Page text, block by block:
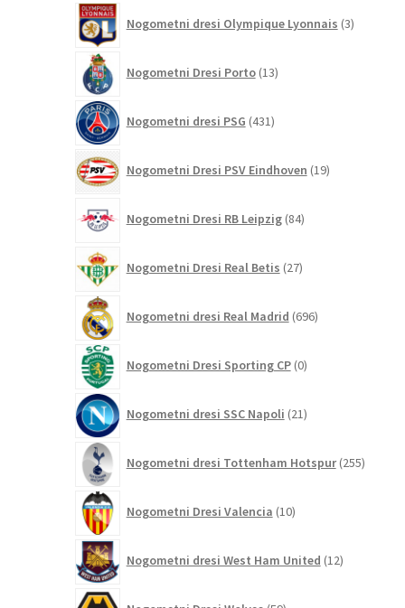
Nogometni dresi Olympique Lyonnais 3izdelki
Nogometni Dresi Porto 13izdelkov
Nogometni dresi PSG 431izdelkov
Nogometni Dresi PSV Eindhoven 19izdelkov
Nogometni Dresi RB Leipzig 84izdelkov
Nogometni Dresi Real Betis 27izdelkov
Nogometni dresi Real Madrid 696izdelkov
Nogometni Dresi Sporting CP 0izdelkov
Nogometni dresi SSC Napoli 21izdelkov
Nogometni dresi Tottenham Hotspur 255
Nogometni Dresi Valencia 10izdelkov
Nogometni dresi West Ham United 12izdelkov